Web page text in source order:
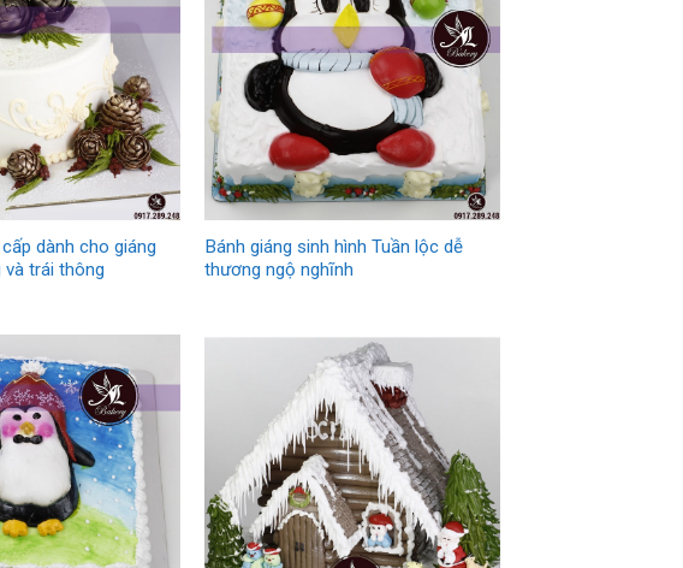
dành cho giáng
và trái thông
Bánh giáng sinh hình Tuần lộc dễ
thương ngộ nghĩnh